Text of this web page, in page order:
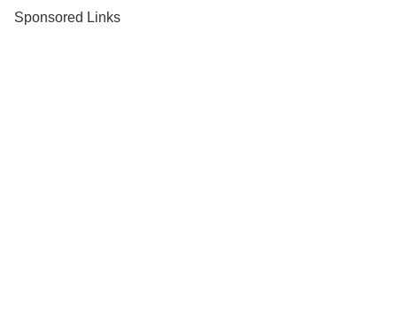
Sponsored Links